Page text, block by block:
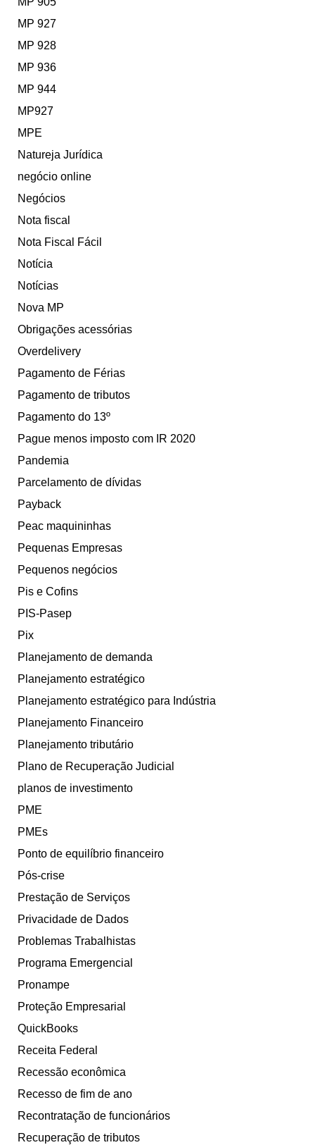
MP 927
MP 928
MP 936
MP 944
MP927
MPE
Natureja Jurídica
negócio online
Negócios
Nota fiscal
Nota Fiscal Fácil
Notícia
Notícias
Nova MP
Obrigações acessórias
Overdelivery
Pagamento de Férias
Pagamento de tributos
Pagamento do 13º
Pague menos imposto com IR 2020
Pandemia
Parcelamento de dívidas
Payback
Peac maquininhas
Pequenas Empresas
Pequenos negócios
Pis e Cofins
PIS-Pasep
Pix
Planejamento de demanda
Planejamento estratégico
Planejamento estratégico para Indústria
Planejamento Financeiro
Planejamento tributário
Plano de Recuperação Judicial
planos de investimento
PME
PMEs
Ponto de equilíbrio financeiro
Pós-crise
Prestação de Serviços
Privacidade de Dados
Problemas Trabalhistas
Programa Emergencial
Pronampe
Proteção Empresarial
QuickBooks
Receita Federal
Recessão econômica
Recesso de fim de ano
Recontratação de funcionários
Recuperação de tributos